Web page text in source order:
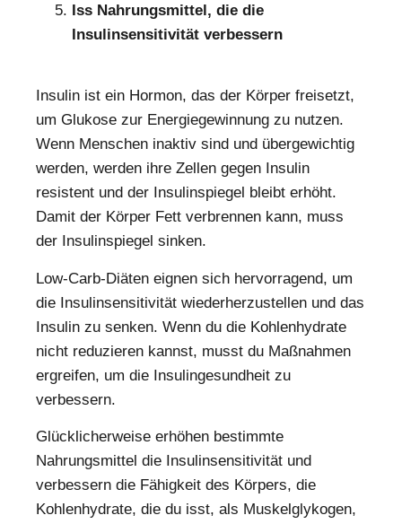
Iss Nahrungsmittel, die die
Insulinsensitivität verbessern
Insulin ist ein Hormon, das der Körper freisetzt,
um Glukose zur Energiegewinnung zu nutzen.
Wenn Menschen inaktiv sind und übergewichtig
werden, werden ihre Zellen gegen Insulin
resistent und der Insulinspiegel bleibt erhöht.
Damit der Körper Fett verbrennen kann, muss
der Insulinspiegel sinken.
Low-Carb-Diäten eignen sich hervorragend, um
die Insulinsensitivität wiederherzustellen und das
Insulin zu senken. Wenn du die Kohlenhydrate
nicht reduzieren kannst, musst du Maßnahmen
ergreifen, um die Insulingesundheit zu
verbessern.
Glücklicherweise erhöhen bestimmte
Nahrungsmittel die Insulinsensitivität und
verbessern die Fähigkeit des Körpers, die
Kohlenhydrate, die du isst, als Muskelglykogen,